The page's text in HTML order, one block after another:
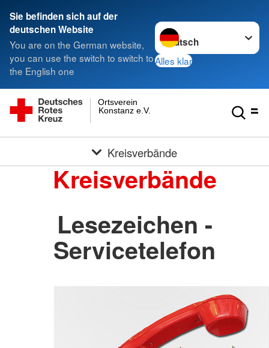
Sie befinden sich auf der
deutschen Website
You are on the German website,
you can use the switch to switch to
the English one
Sprache wechseln zu
Alles klar
Konstanz e.V.
Ortsverein
Kreisverbände
Kreisverbände
Lesezeichen -
Servicetelefon